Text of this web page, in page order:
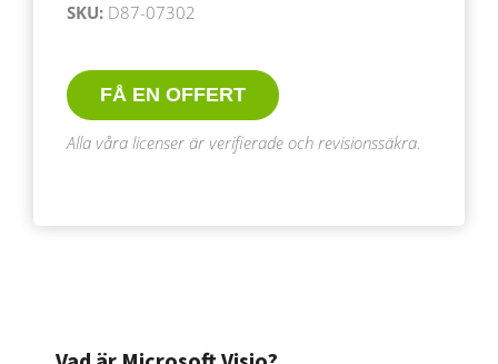
SKU: D87-07302
FÅ EN OFFERT
Alla våra licenser är verifierade och revisionssäkra.